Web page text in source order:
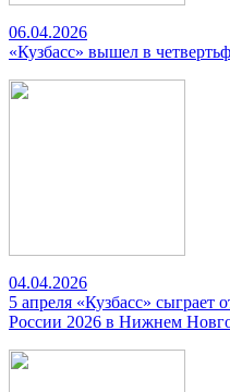
06.04.2026
«Кузбасс» вышел в
04.04.2026
5 апреля «Кузбасс» сыграет
России 2026 в Нижнем